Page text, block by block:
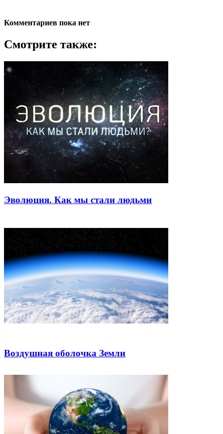
Комментариев пока нет
Смотрите также:
Эволюция. Как мы стали людьми
Воздушная оболочка Земли